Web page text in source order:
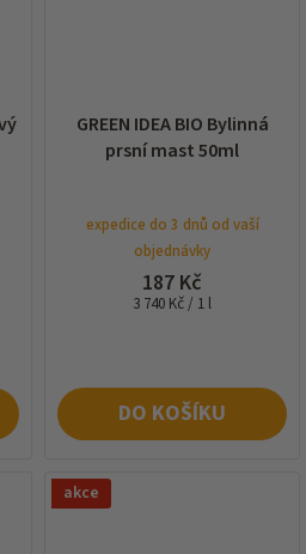
GREEN IDEA BIO Bylinná
prsní mast 50ml
expedice do 3 dnů od vaší
objednávky
187 Kč
Měrná
3 740 Kč / 1 l
DO KOŠÍKU
akce